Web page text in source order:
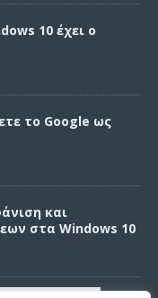
10 έχει ο
το Google ως
και
στα Windows 10